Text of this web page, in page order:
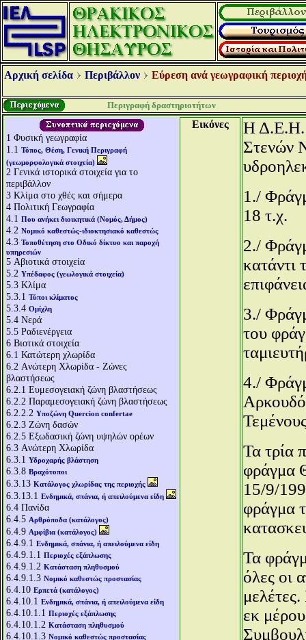
Αρχική σελίδα Περιβάλλον Εύρεση ανά γεωγραφική
Περιγραφή δραστηριοτήτων
1 Φυσική γεωγραφία
1.1 Τόπος, Θέση, Γενική Περιγραφή
(γεωμορφολογικά στοιχεία)
2 Γενικά ιστορικά στοιχεία για το
περιβάλλον
3 Κλίμα στο χθές και σήμερα
4 Πολιτική Γεωγραφία
4.1 Που ανήκει διοικητικά (Νομός, Δήμος)
4.2 Νομικό καθεστώς-ιδιοκτησιακό καθεστώς
4.3 Τοποθέτηση στο Οδικό δίκτυο και παροχή
υπηρεσιών
5 Αβιοτικά στοιχεία
5.2 Υπέδαφος (γεωλογικά στοιχεία)
5.3 Κλίμα
5.3.1 Τύποι κλίματος
5.3.4 Ομίχλη
5.4 Νερά
5.5 Ραδιενέργεια
6 Βιοτικά στοιχεία
6.1 Κατώτερη χλωρίδα
6.2 Aνώτερη Χλωρίδα - Ζώνες
βλαστήσεως
6.2.1 Ευμεσογειακή ζώνη βλαστήσεως
6.2.2 Παραμεσογειακή ζώνη βλαστήσεως
6.2.2.2 Υποζώνη Quercion confertae
6.2.3 Ζώνη δασών
6.2.5 Εξωδασική ζώνη υψηλών ορέων
6.3 Aνώτερη Χλωρίδα
6.3.1 Υδροχαρής βλάστηση
6.3.8 Βραχότοποι
6.3.13 Κατάλογος χλωρίδας της περιοχής
6.3.13.1 Ενδημικά, σπάνια, ή απειλούμενα είδη
6.4 Πανίδα
6.4.5 Αρθρόποδα (κατάλογος)
6.4.9 Αμφίβια (κατάλογος)
6.4.9.1 Ενδημικά, σπάνια, ή απειλούμενα είδη
6.4.9.1.1 Περιοχές εξάπλωσης
6.4.9.1.2 Κατάσταση πληθυσμού
6.4.9.1.3 Νομικό καθεστώς προστασίας
6.4.10 Ερπετά (κατάλογος)
6.4.10.1 Ενδημικά, σπάνια, ή απειλούμενα είδη
6.4.10.1.1 Περιοχές εξάπλωσης
6.4.10.1.2 Κατάσταση πληθυσμού
6.4.10.1.3 Νομικό καθεστώς προστασίας
Εικόνες
Η Δ.Ε.Η.
Στενών
1./
18 τ.χ.
2./
κατάντι
3./
του
4./
Τα τρία
φράγμα
15/9/
φράγμα
Τα
όλες οι
εκ